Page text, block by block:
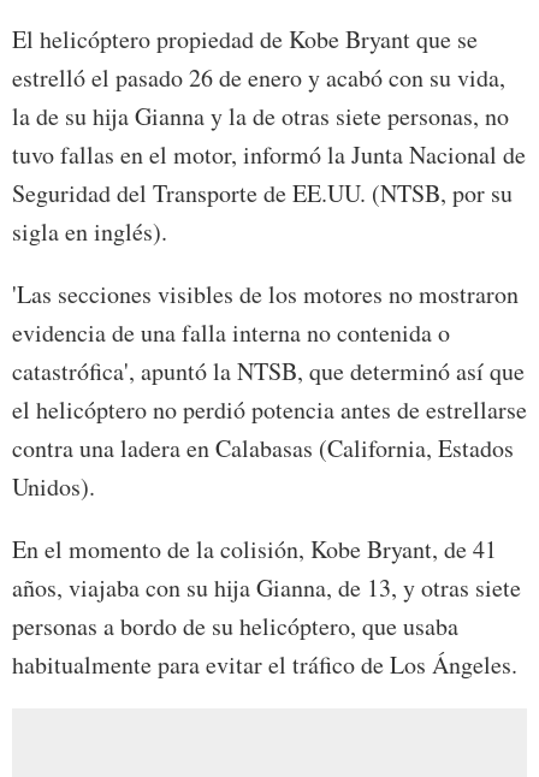
El helicóptero propiedad de Kobe Bryant que se
estrelló el pasado 26 de enero y acabó con su vida,
la de su hija Gianna y la de otras siete personas, no
tuvo fallas en el motor, informó la Junta Nacional de
Seguridad del Transporte de EE.UU. (NTSB, por su
sigla en inglés).
'Las secciones visibles de los motores no mostraron
evidencia de una falla interna no contenida o
catastrófica', apuntó la NTSB, que determinó así que
el helicóptero no perdió potencia antes de estrellarse
contra una ladera en Calabasas (California, Estados
Unidos).
En el momento de la colisión, Kobe Bryant, de 41
años, viajaba con su hija Gianna, de 13, y otras siete
personas a bordo de su helicóptero, que usaba
habitualmente para evitar el tráfico de Los Ángeles.